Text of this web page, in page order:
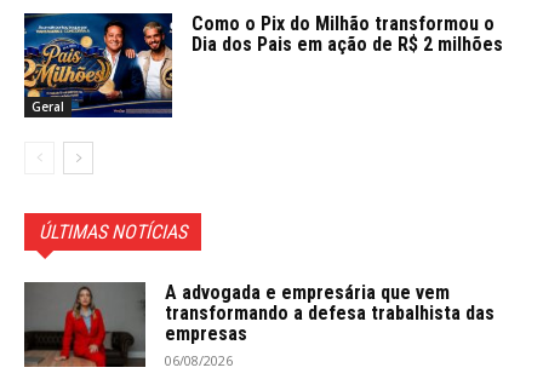
Geral
Como o Pix do Milhão transformou o
Dia dos Pais em ação de R$ 2 milhões
ÚLTIMAS NOTÍCIAS
A advogada e empresária que vem
transformando a defesa trabalhista das
empresas
06/08/2026